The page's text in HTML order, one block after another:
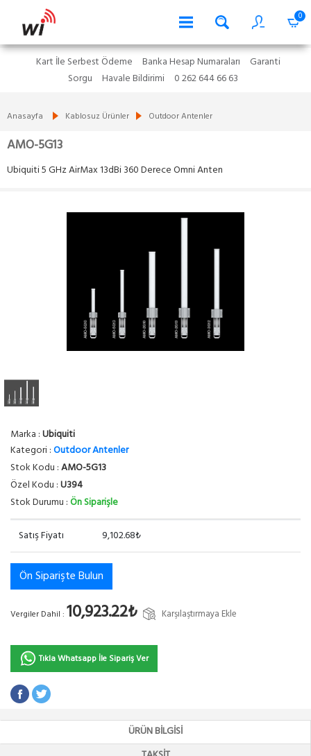
0
Kart İle Serbest Ödeme Banka Hesap Numaraları
Garanti
Sorgu
Havale Bildirimi 0 262 644 66 63
Anasayfa Kablosuz Ürünler Outdoor Antenler
AMO-5G13
Ubiquiti 5 GHz AirMax 13dBi 360 Derece Omni Anten
Marka :Ubiquiti
Kategori :Outdoor Antenler
Stok Kodu :AMO-5G13
Özel Kodu :U394
Stok Durumu :Ön Siparişle
Satış Fiyatı 9,102.68₺
Ön Siparişte Bulun
Vergiler Dahil : 10,923.22₺ Karşılaştırmaya Ekle
Tıkla Whatsapp İle Sipariş Ver
ÜRÜN BILGISI